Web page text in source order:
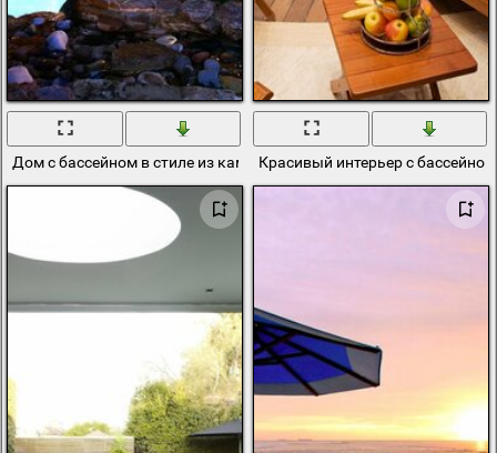
Дом с бассейном в стиле из камня. Внутри телевизор
Красивый интерьер с